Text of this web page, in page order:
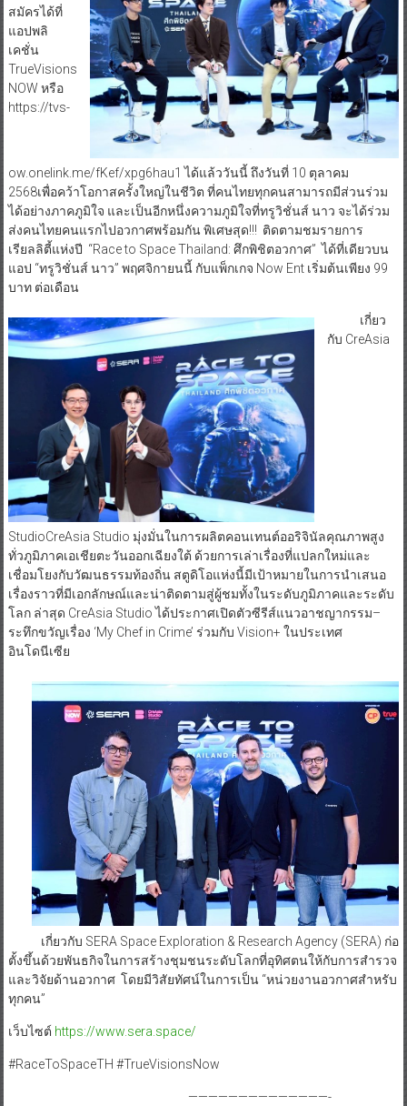
สมัครได้ที่
แอปพลิ
เคชั่น
TrueVisions
NOW หรือ
https://tvs-
ow.onelink.me/fKef/xpg6hau1 ได้แล้ววันนี้ ถึงวันที่ 10 ตุลาคม
2568เพื่อคว้าโอกาสครั้งใหญ่ในชีวิต ที่คนไทยทุกคนสามารถมีส่วนร่วม
ได้อย่างภาคภูมิใจ และเป็นอีกหนึ่งความภูมิใจที่ทรูวิชั่นส์ นาว จะได้ร่วม
ส่งคนไทยคนแรกไปอวกาศพร้อมกัน พิเศษสุด!!! ติดตามชมรายการ
เรียลลิตี้แห่งปี “Race to Space Thailand: ศึกพิชิตอวกาศ” ได้ที่เดียวบน
แอป “ทรูวิชั่นส์ นาว” พฤศจิกายนนี้ กับแพ็กเกจ Now Ent เริ่มต้นเพียง 99
บาท ต่อเดือน
เกี่ยว
กับ CreAsia
StudioCreAsia Studio มุ่งมั่นในการผลิตคอนเทนต์ออริจินัลคุณภาพสูง
ทั่วภูมิภาคเอเชียตะวันออกเฉียงใต้ ด้วยการเล่าเรื่องที่แปลกใหม่และ
เชื่อมโยงกับวัฒนธรรมท้องถิ่น สตูดิโอแห่งนี้มีเป้าหมายในการนำเสนอ
เรื่องราวที่มีเอกลักษณ์และน่าติดตามสู่ผู้ชมทั้งในระดับภูมิภาคและระดับ
โลก ล่าสุด CreAsia Studio ได้ประกาศเปิดตัวซีรีส์แนวอาชญากรรม–
ระทึกขวัญเรื่อง ‘My Chef in Crime’ ร่วมกับ Vision+ ในประเทศ
อินโดนีเซีย
เกี่ยวกับ SERA Space Exploration & Research Agency (SERA) ก่อ
ตั้งขึ้นด้วยพันธกิจในการสร้างชุมชนระดับโลกที่อุทิศตนให้กับการสำรวจ
และวิจัยด้านอวกาศ โดยมีวิสัยทัศน์ในการเป็น “หน่วยงานอวกาศสำหรับ
ทุกคน”
เว็บไซต์ https://www.sera.space/
#RaceToSpaceTH #TrueVisionsNow
——————————————-